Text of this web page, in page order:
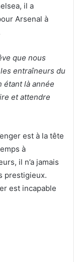
il a
Arsenal à
que nous
entraîneurs du
étant là année
et attendre
est à la tête
à
il n’a jamais
prestigieux.
est incapable